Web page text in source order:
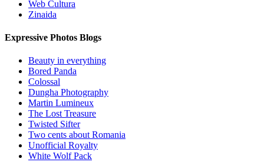
Web Cultura
Zinaida
Expressive Photos Blogs
Beauty in everything
Bored Panda
Colossal
Dungha Photography
Martin Lumineux
The Lost Treasure
Twisted Sifter
Two cents about Romania
Unofficial Royalty
White Wolf Pack